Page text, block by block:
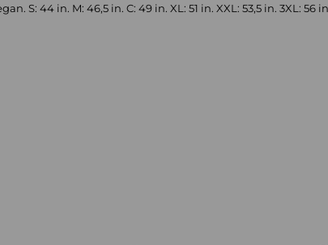
S: 44 in. M: 46,5 in. C: 49 in. XL: 51 in. XXL: 53,5 in. 3XL: 56